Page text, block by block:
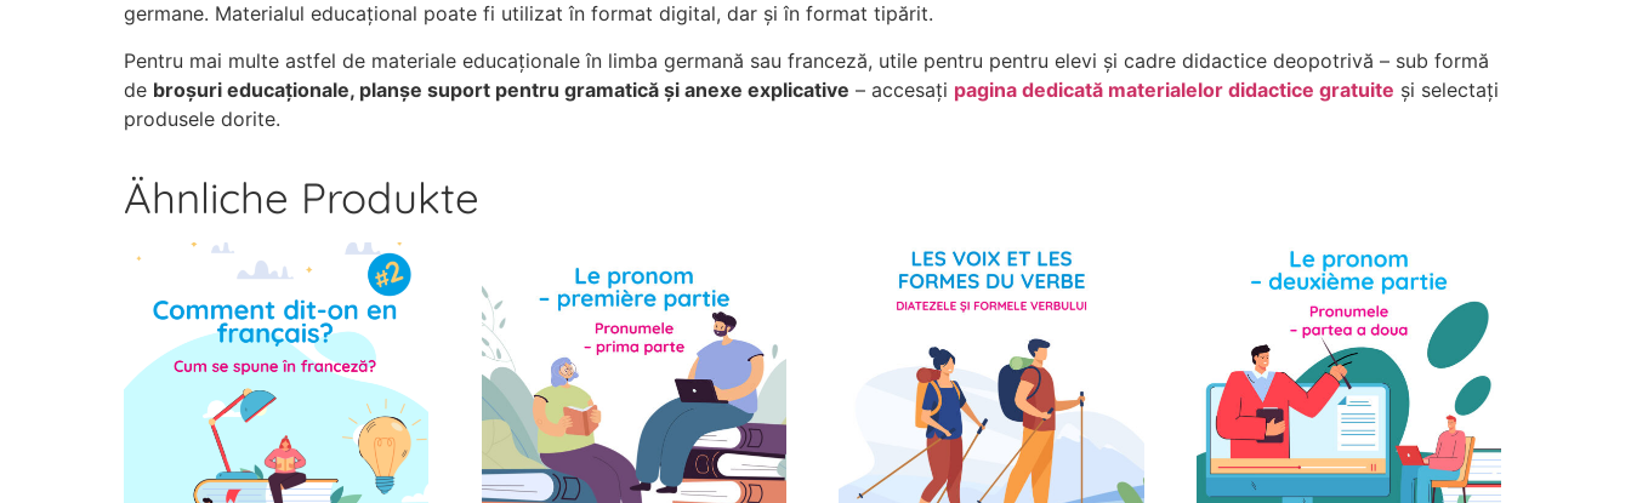
germane. Materialul educațional poate fi utilizat în format digital, dar și în format tipărit.
Pentru mai multe astfel de materiale educaționale în limba germană sau franceză, utile pentru pentru elevi și cadre didactice deopotrivă – sub formă
de broșuri educaționale, planșe suport pentru gramatică și anexe explicative – accesați pagina dedicată materialelor didactice gratuite și selectați
produsele dorite.
Ähnliche Produkte